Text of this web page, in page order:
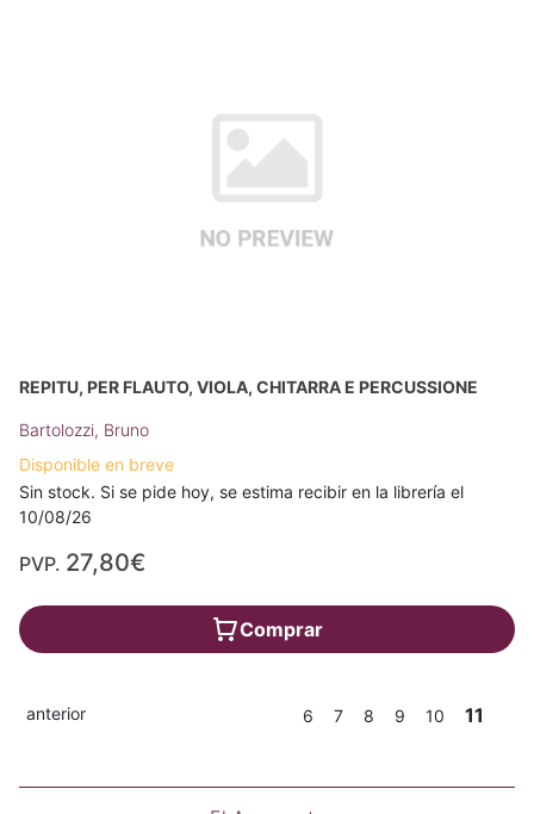
REPITU, PER FLAUTO, VIOLA, CHITARRA E PERCUSSIONE
Bartolozzi, Bruno
Disponible en breve
Sin stock. Si se pide hoy, se estima recibir en la librería el
10/08/26
PVP. 27,80€
Comprar
anterior 6 7 8 9 10 11